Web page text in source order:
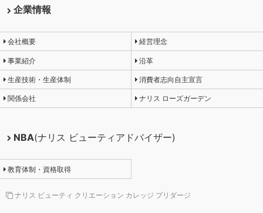
企業情報
会社概要 経営理念
事業紹介 沿革
生産技術・生産体制 消費者志向自主宣言
関係会社 ナリス ローズガーデン
NBA(ナリス ビューティアドバイザー)
教育体制・資格取得
ナリス ビューティ クリエーション カレッジ プリダージ